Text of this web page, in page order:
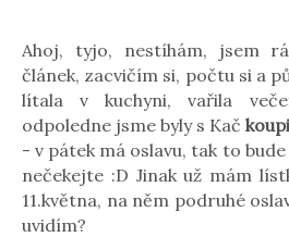
Ahoj, tyjo, nestíhám, jsem
článek, zacvičím si, počtu si a
lítala v kuchyni, vařila
odpoledne jsme byly s Kač
- v pátek má oslavu, tak to
nečekejte :D Jinak už mám
11.května, na něm podruhé
uvidím?